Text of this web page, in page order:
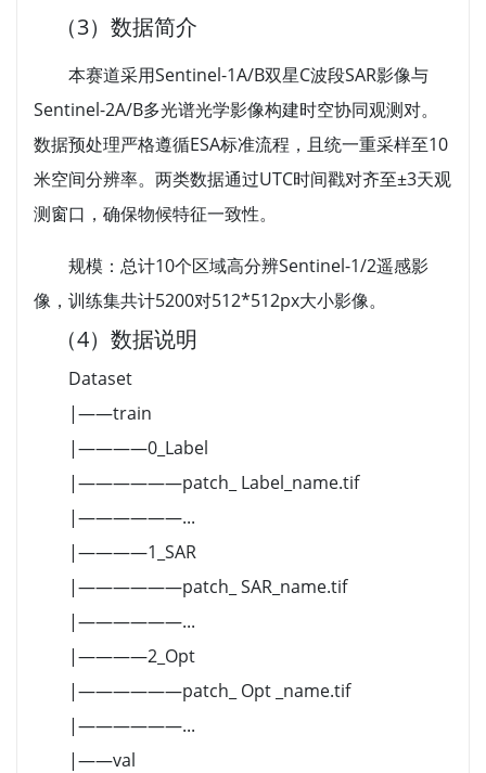
（3）数据简介
本赛道采用Sentinel-1A/B双星C波段SAR影像与
Sentinel-2A/B多光谱光学影像构建时空协同观测对。
数据预处理严格遵循ESA标准流程，且统一重采样至10
米空间分辨率。两类数据通过UTC时间戳对齐至±3天观
测窗口，确保物候特征一致性。
规模：总计10个区域高分辨Sentinel-1/2遥感影
像，训练集共计5200对512*512px大小影像。
（4）数据说明
Dataset
|——train
|————0_Label
|——————patch_ Label_name.tif
|——————...
|————1_SAR
|——————patch_ SAR_name.tif
|——————...
|————2_Opt
|——————patch_ Opt _name.tif
|——————...
|——val